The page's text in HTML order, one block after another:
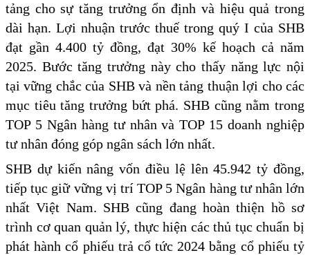
tảng cho sự tăng trưởng ổn định và hiệu quả trong
dài hạn. Lợi nhuận trước thuế trong quý I của SHB
đạt gần 4.400 tỷ đồng, đạt 30% kế hoạch cả năm
2025. Bước tăng trưởng này cho thấy năng lực nội
tại vững chắc của SHB và nền tảng thuận lợi cho các
mục tiêu tăng trưởng bứt phá. SHB cũng nằm trong
TOP 5 Ngân hàng tư nhân và TOP 15 doanh nghiệp
tư nhân đóng góp ngân sách lớn nhất.
SHB dự kiến nâng vốn điều lệ lên 45.942 tỷ đồng,
tiếp tục giữ vững vị trí TOP 5 Ngân hàng tư nhân lớn
nhất Việt Nam. SHB cũng đang hoàn thiện hồ sơ
trình cơ quan quản lý, thực hiện các thủ tục chuẩn bị
phát hành cổ phiếu trả cổ tức 2024 bằng cổ phiếu tỷ